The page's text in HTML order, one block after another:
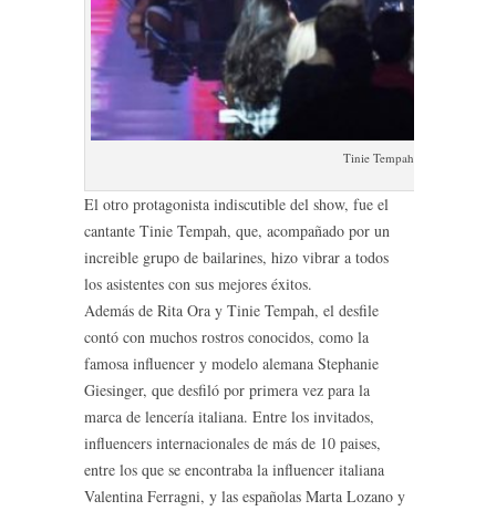
Tinie Tempah Rita
El otro protagonista indiscutible del show, fue el
cantante Tinie Tempah, que, acompañado por un
increible grupo de bailarines, hizo vibrar a todos
los asistentes con sus mejores éxitos.
Además de Rita Ora y Tinie Tempah, el desfile
contó con muchos rostros conocidos, como la
famosa influencer y modelo alemana Stephanie
Giesinger, que desfiló por primera vez para la
marca de lencería italiana. Entre los invitados,
influencers internacionales de más de 10 paises,
entre los que se encontraba la influencer italiana
Valentina Ferragni, y las españolas Marta Lozano y